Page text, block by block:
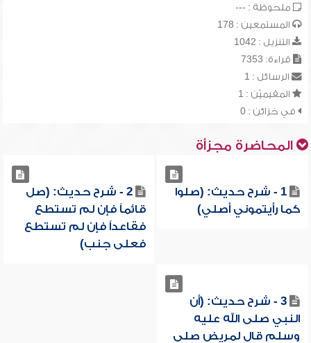
ملحوظة : ---
المستمعين : 178
التنزيل : 1042
قراءة: 7353
الرسائل : 1
المقيميّن : 1
في خزائن : 0
المحاضرة مجزأة
1 - شرح حديث: (صلوا
كما رأيتموني أصلي)
2 - شرح حديث: (صل
قائماً فإن لم تستطع
فقاعداً فإن لم تستطع
فعلى جنب)
3 - شرح حديث: (أن
النبي صلى الله عليه
وسلم قال لمريض صلى